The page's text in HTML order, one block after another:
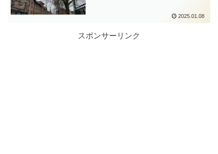
2025.01.08
スポンサーリンク